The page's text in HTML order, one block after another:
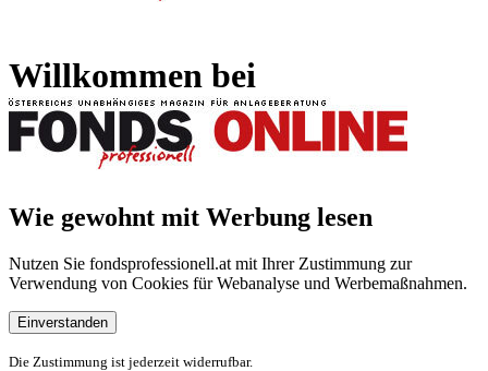
Willkommen bei
Wie gewohnt mit Werbung lesen
Nutzen Sie fondsprofessionell.at mit Ihrer Zustimmung zur
Verwendung von Cookies für Webanalyse und Werbemaßnahmen.
Einverstanden
Die Zustimmung ist jederzeit widerrufbar.